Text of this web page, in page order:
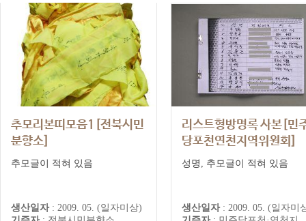
추모리본띠모음1[전북시민
분향소]
전북시민분향소 추모기록
추모글이 적혀 있음
생산일자 : 2009. 05. (일자미상)
리스트형방명록 사본[민
당포천연천지역위원회]
민주당포천연천지역위원회 추
성명, 추모글이 적혀 있음
생산일자 : 2009. 05. (일자미